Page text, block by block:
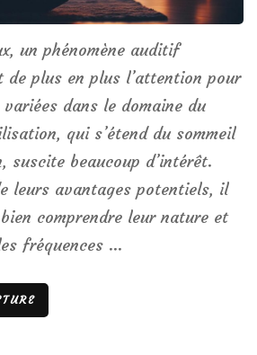
un phénomène auditif
plus en plus l’attention pour
dans le domaine du
qui s’étend du sommeil
suscite beaucoup d’intérêt.
leurs avantages potentiels, il
comprendre leur nature et
fréquences …